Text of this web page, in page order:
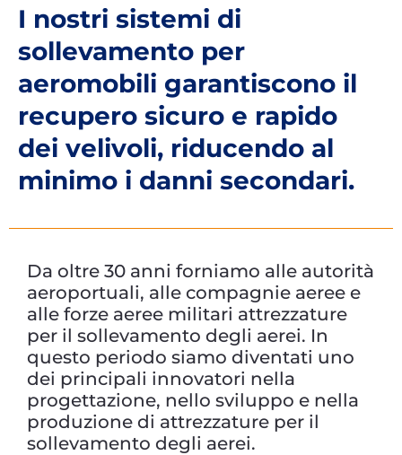
I nostri sistemi di
sollevamento per
aeromobili garantiscono il
recupero sicuro e rapido
dei velivoli, riducendo al
minimo i danni secondari.
Da oltre 30 anni forniamo alle autorità
aeroportuali, alle compagnie aeree e
alle forze aeree militari attrezzature
per il sollevamento degli aerei. In
questo periodo siamo diventati uno
dei principali innovatori nella
progettazione, nello sviluppo e nella
produzione di attrezzature per il
sollevamento degli aerei.